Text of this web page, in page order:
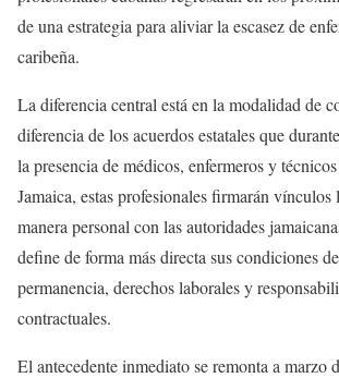
de una estrategia para aliviar la escasez de
caribeña.
La diferencia central está en la modalidad de
diferencia de los acuerdos estatales que
la presencia de médicos, enfermeros y
Jamaica, estas profesionales firmarán vínculos
manera personal con las autoridades
define de forma más directa sus condiciones
permanencia, derechos laborales y
contractuales.
El antecedente inmediato se remonta a marzo